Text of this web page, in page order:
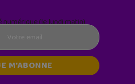
(le lundi matin)